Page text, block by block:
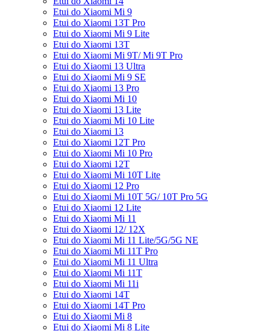
Etui do Xiaomi Mi 9
Etui do Xiaomi 13T Pro
Etui do Xiaomi Mi 9 Lite
Etui do Xiaomi 13T
Etui do Xiaomi Mi 9T/ Mi 9T Pro
Etui do Xiaomi 13 Ultra
Etui do Xiaomi Mi 9 SE
Etui do Xiaomi 13 Pro
Etui do Xiaomi Mi 10
Etui do Xiaomi 13 Lite
Etui do Xiaomi Mi 10 Lite
Etui do Xiaomi 13
Etui do Xiaomi 12T Pro
Etui do Xiaomi Mi 10 Pro
Etui do Xiaomi 12T
Etui do Xiaomi Mi 10T Lite
Etui do Xiaomi 12 Pro
Etui do Xiaomi Mi 10T 5G/ 10T Pro 5G
Etui do Xiaomi 12 Lite
Etui do Xiaomi Mi 11
Etui do Xiaomi 12/ 12X
Etui do Xiaomi Mi 11 Lite/5G/5G NE
Etui do Xiaomi Mi 11T Pro
Etui do Xiaomi Mi 11 Ultra
Etui do Xiaomi Mi 11T
Etui do Xiaomi Mi 11i
Etui do Xiaomi 14T
Etui do Xiaomi 14T Pro
Etui do Xiaomi Mi 8
Etui do Xiaomi Mi 8 Lite